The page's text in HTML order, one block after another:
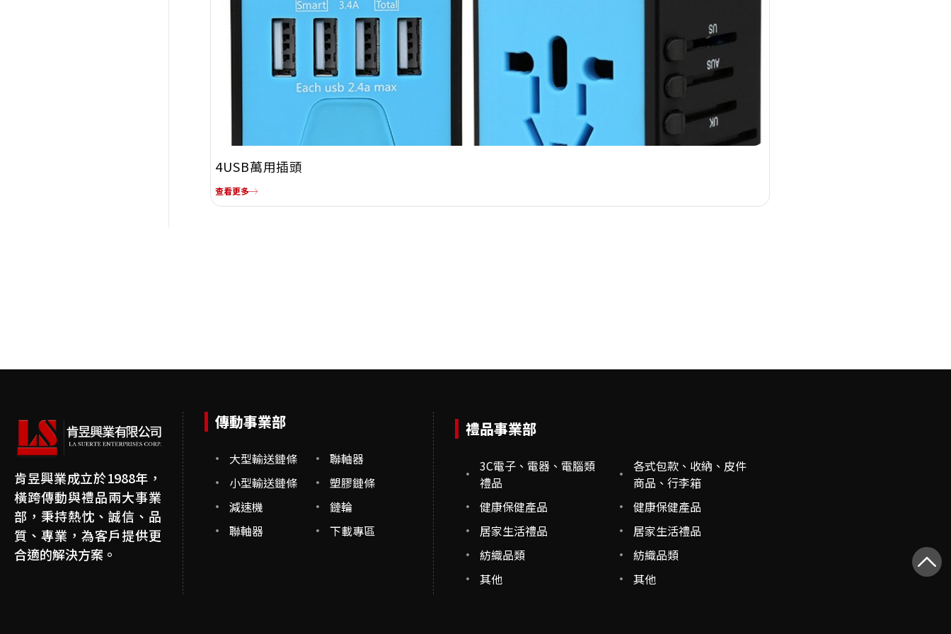
4USB萬用插頭
查看更多
肯昱興業成立於1988年，
橫跨傳動與禮品兩大事業
部，秉持熱忱、誠信、品
質、專業，為客戶提供更
合適的解決方案。
傳動事業部
大型輸送鏈條
小型輸送鏈條
減速機
聯軸器
聯軸器
塑膠鏈條
鏈輪
下載專區
禮品事業部
3C電子、電器、電腦類
禮品
健康保健產品
居家生活禮品
紡織品類
其他
各式包款、收納、皮件
商品、行李箱
健康保健產品
居家生活禮品
紡織品類
其他